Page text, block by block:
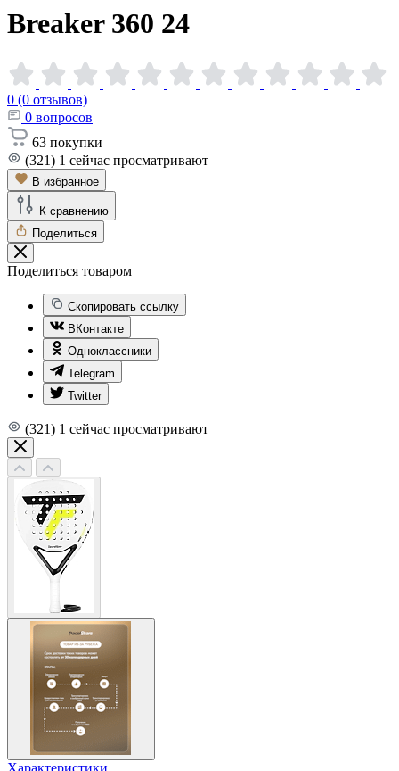
Breaker 360 24
0 (0 отзывов)
0 вопросов
63 покупки
(321) 1 сейчас просматривают
В избранное
К сравнению
Поделиться
Поделиться товаром
Скопировать ссылку
ВКонтакте
Одноклассники
Telegram
Twitter
(321) 1 сейчас просматривают
Характеристики